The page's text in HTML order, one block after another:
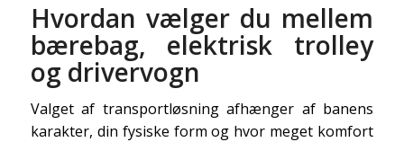
Hvordan vælger du mellem
bærebag, elektrisk trolley
og drivervogn
Valget af transportløsning afhænger af banens
karakter, din fysiske form og hvor meget komfort